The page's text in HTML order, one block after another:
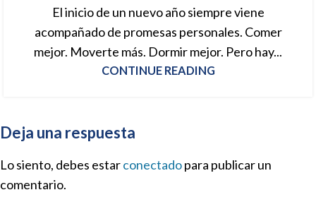
El inicio de un nuevo año siempre viene
acompañado de promesas personales. Comer
mejor. Moverte más. Dormir mejor. Pero hay...
CONTINUE READING
Deja una respuesta
Lo siento, debes estarconectadopara publicar un
comentario.